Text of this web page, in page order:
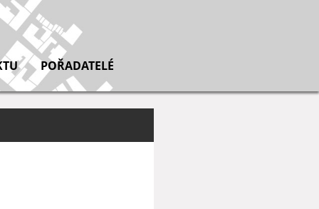
POŘADATELÉ